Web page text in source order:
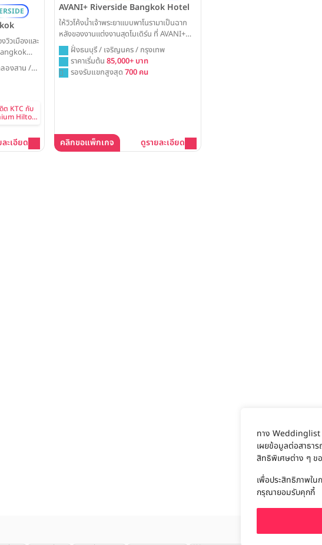
ทาง Weddinglist
เผยข้อมูลต่อสาธา
สิทธิพิเศษต่าง ๆ ข
เพื่อประสิทธิภาพใ
กรุณายอมรับคุกกี้
วิวเมืองและ
งบอลรูมดี
การณ์งาน
อน
องสาน /
ต KTC กับ
Hilton
ะเอียด
AVANI+ Riverside Bangkok Hotel
ให้วิวโค้งน้ำเจ้าพระยาแบบพาโนรามาเป็นฉาก
หลังของงานแต่งงานสุดโมเดิร์น ที่ AVANI+
Riverside Bangkok Hotel พร้อมยกระดับ
การเฉลิมฉลองของคุณบนรูฟท็อปบาร์สุด
อลังการ เพื่อสร้างค่ำคืนที่น่าตื่นตาตื่นใจและโร
แมนติกที่สุด
ฝั่งธนบุรี / เจริญนคร / กรุงเทพ
ราคาเริ่มต้น85,000+ บาท
รองรับแขกสูงสุด700 คน
คลิกขอแพ็กเกจ ดูรายละเอียด